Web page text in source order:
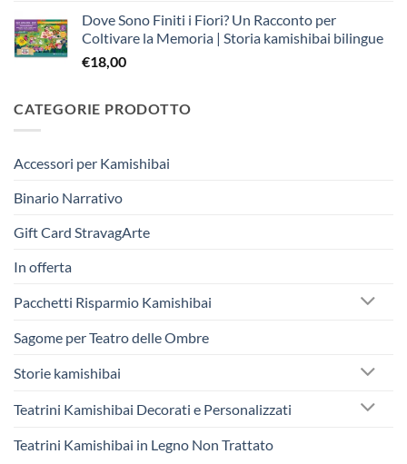
originale
era:
attuale
è:
Dove Sono Finiti i Fiori? Un Racconto per
Coltivare la Memoria | Storia kamishibai bilingue
€18,00
CATEGORIE PRODOTTO
Accessori per Kamishibai
Binario Narrativo
Gift Card StravagArte
In offerta
Pacchetti Risparmio Kamishibai
Sagome per Teatro delle Ombre
Storie kamishibai
Teatrini Kamishibai Decorati e Personalizzati
Teatrini Kamishibai in Legno Non Trattato